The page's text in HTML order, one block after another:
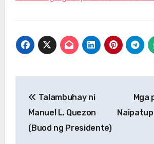
navigation
Talambuhay ni
Manuel L. Quezon
(Buod ng Presidente)
Mga